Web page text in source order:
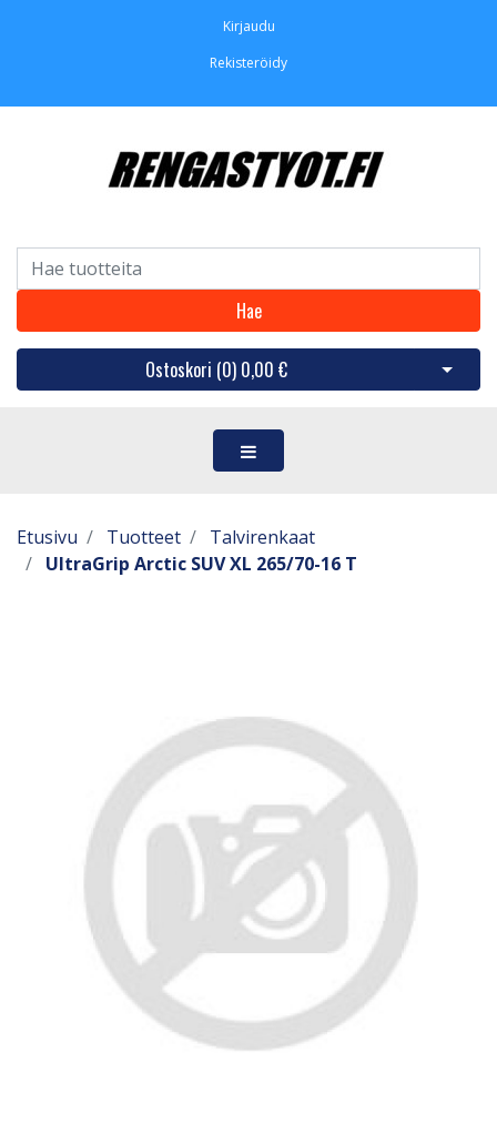
Kirjaudu
Rekisteröidy
Hae
Ostoskori (0) 0,00 € Avaa
Etusivu Tuotteet
Talvirenkaat
UltraGrip Arctic SUV XL 265/70-16 T